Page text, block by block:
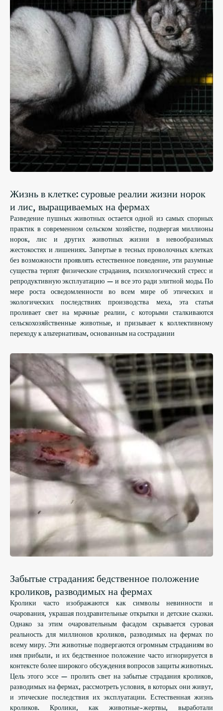
Жизнь в клетке: суровые реалии жизни норок
и лис, выращиваемых на фермах
Разведение пушных животных остается одной из самых спорных
практик в современном сельском хозяйстве, подвергая миллионы
норок, лис и других животных жизни в невообразимых
жестокостях и лишениях. Запертые в тесных проволочных клетках
без возможности проявлять естественное поведение, эти разумные
существа терпят физические страдания, психологический стресс и
репродуктивную эксплуатацию — и все это ради элитной моды. По
мере роста осведомленности во всем мире об этических и
экологических последствиях производства меха, эта статья
проливает свет на мрачные реалии, с которыми сталкиваются
сельскохозяйственные животные, и призывает к коллективному
переходу к альтернативам, основанным на сострадании
Забытые страдания: бедственное положение
кроликов, разводимых на фермах
Кролики часто изображаются как символы невинности и
очарования, украшая поздравительные открытки и детские сказки.
Однако за этим очаровательным фасадом скрывается суровая
реальность для миллионов кроликов, разводимых на фермах по
всему миру. Эти животные подвергаются огромным страданиям во
имя прибыли, и их бедственное положение часто игнорируется в
контексте более широкого обсуждения вопросов защиты животных.
Цель этого эссе — пролить свет на забытые страдания кроликов,
разводимых на фермах, рассмотреть условия, в которых они живут,
и этические последствия их эксплуатации. Естественная жизнь
кроликов. Кролики, как животные-жертвы, выработали